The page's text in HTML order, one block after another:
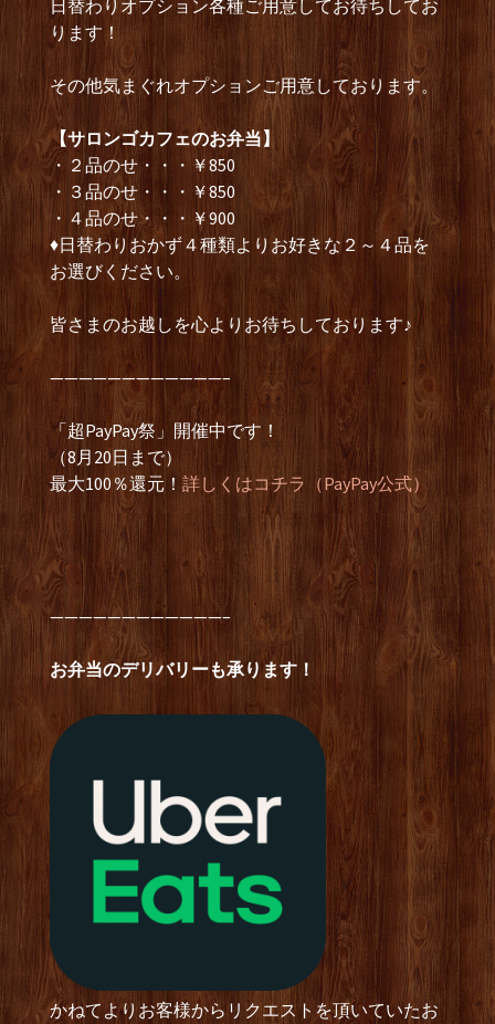
日替わりオプション各種ご用意してお待ちしてお
ります！
その他気まぐれオプションご用意しております。
【サロンゴカフェのお弁当】
・２品のせ・・・￥850
・３品のせ・・・￥850
・４品のせ・・・￥900
♦日替わりおかず４種類よりお好きな２～４品を
お選びください。
皆さまのお越しを心よりお待ちしております♪
————————————–
「超PayPay祭」開催中です！
（8月20日まで）
最大100％還元！ 詳しくはコチラ（PayPay公式）
————————————–
お弁当のデリバリーも承ります！
かねてよりお客様からリクエストを頂いていたお